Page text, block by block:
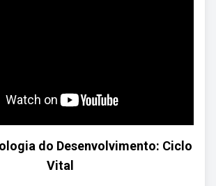
do Desenvolvimento: Ciclo
Vital